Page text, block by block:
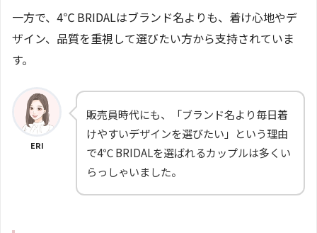
一方で、4℃ BRIDALはブランド名よりも、着け心地やデ
ザイン、品質を重視して選びたい方から支持されていま
す。
ERI
販売員時代にも、「ブランド名より毎日着
けやすいデザインを選びたい」という理由
で4℃ BRIDALを選ばれるカップルは多くい
らっしゃいました。